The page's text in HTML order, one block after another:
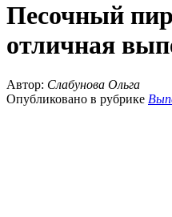
Песочный
отличная
Автор: Слабунова Ольга
Опубликовано в рубрике